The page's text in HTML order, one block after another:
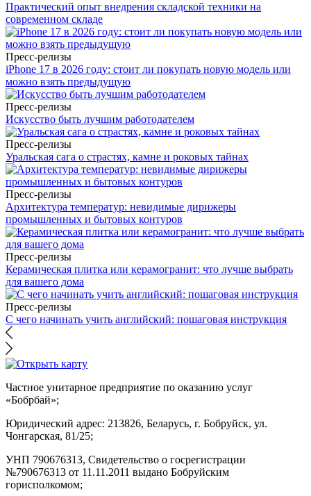
Практический опыт внедрения складской техники на
современном складе
Пресс-релизы
iPhone 17 в 2026 году: стоит ли покупать новую модель или
можно взять предыдущую
Пресс-релизы
Искусство быть лучшим работодателем
Пресс-релизы
Уральская сага о страстях, камне и роковых тайнах
Пресс-релизы
Архитектура температур: невидимые дирижеры
промышленных и бытовых контуров
Пресс-релизы
Керамическая плитка или керамогранит: что лучше выбрать
для вашего дома
Пресс-релизы
С чего начинать учить английский: пошаговая инструкция
Частное унитарное предприятие по оказанию услуг
«Бобрбай»;
Юридический адрес: 213826, Беларусь, г. Бобруйск, ул.
Чонгарская, 81/25;
УНП 790676313, Свидетельство о госрегистрации
№790676313 от 11.11.2011 выдано Бобруйским
горисполкомом;